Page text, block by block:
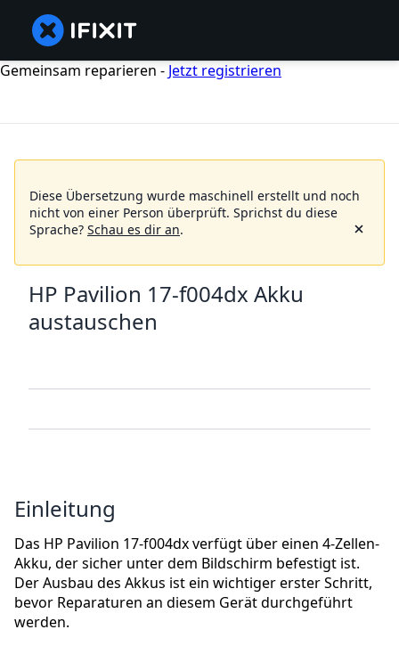
Gemeinsam reparieren - Jetzt registrieren
Diese Übersetzung wurde maschinell erstellt und noch
nicht von einer Person überprüft. Sprichst du diese
Sprache? Schau es dir an.
HP Pavilion 17-f004dx Akku
austauschen
Einleitung
Das HP Pavilion 17-f004dx verfügt über einen 4-Zellen-
Akku, der sicher unter dem Bildschirm befestigt ist.
Der Ausbau des Akkus ist ein wichtiger erster Schritt,
bevor Reparaturen an diesem Gerät durchgeführt
werden.